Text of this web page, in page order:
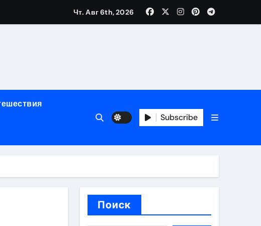
и социальные
Чт. Авг 6th, 2026
Subscribe
Поиск